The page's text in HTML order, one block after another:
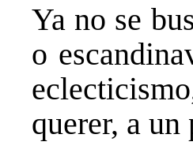
Ya no se
o
querer, a